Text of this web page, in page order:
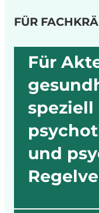
FÜR
Für
speziell
und